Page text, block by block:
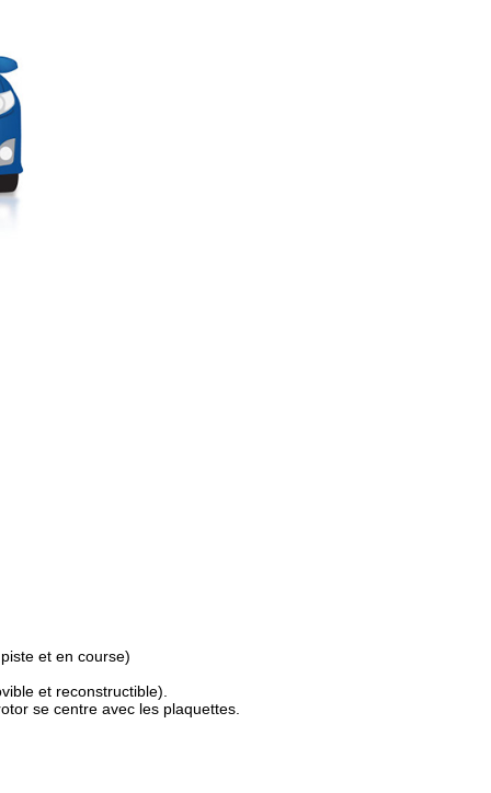
et en course)
et reconstructible).
se centre avec les plaquettes.